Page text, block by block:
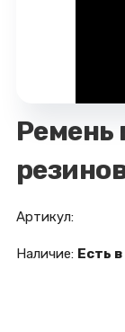
Ремень
Артикул:
Наличие: Есть